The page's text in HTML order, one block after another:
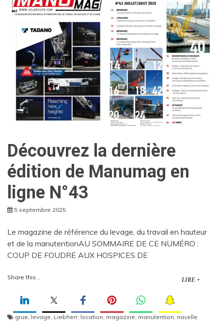
Découvrez la dernière
édition de Manumag en
ligne N°43
5 septembre 2025
Le magazine de référence du levage, du travail en hauteur
et de la manutentionAU SOMMAIRE DE CE NUMÉRO :
COUP DE FOUDRE AUX HOSPICES DE
Share this... LIRE +
grue levage Liebherr, location magazine manutention nacelle